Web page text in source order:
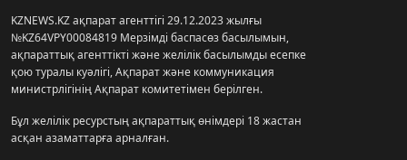
KZNEWS.KZ ақпарат агенттігі 29.12.2023 жылғы
№KZ64VPY00084819 Мерзімді баспасөз басылымын,
ақпараттық агенттікті және желілік басылымды есепке
қою туралы куәлігі, Ақпарат және коммуникация
министрлігінің Ақпарат комитетімен берілген.
Бұл желілік ресурстың ақпараттық өнімдері 18 жастан
асқан азаматтарға арналған.